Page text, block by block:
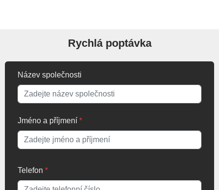
Rychlá poptávka
Název společnosti
Jméno a příjmení *
Telefon *